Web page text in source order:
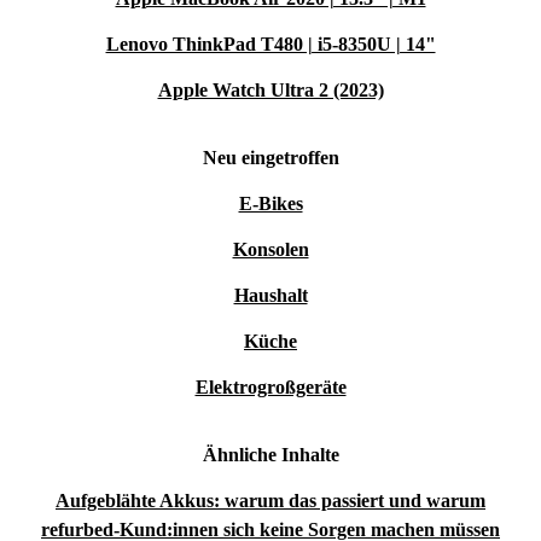
Lenovo ThinkPad T480 | i5-8350U | 14"
Apple Watch Ultra 2 (2023)
Neu eingetroffen
E-Bikes
Konsolen
Haushalt
Küche
Elektrogroßgeräte
Ähnliche Inhalte
Aufgeblähte Akkus: warum das passiert und warum
refurbed-Kund:innen sich keine Sorgen machen müssen